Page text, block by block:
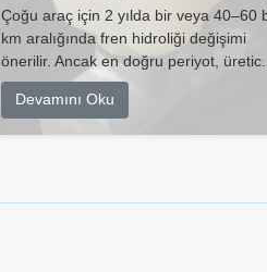
Çoğu araç için 2 yılda bir veya 40–60
km aralığında fren hidroliği değişimi
önerilir. Ancak en doğru periyot, üretic...
Devamını Oku